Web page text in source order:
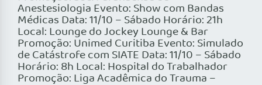
Anestesiologia Evento: Show com Bandas
Médicas Data: 11/10 – Sábado Horário: 21h
Local: Lounge do Jockey Lounge & Bar
Promoção: Unimed Curitiba Evento: Simulado
de Catástrofe com SIATE Data: 11/10 – Sábado
Horário: 8h Local: Hospital do Trabalhador
Promoção: Liga Acadêmica do Trauma –